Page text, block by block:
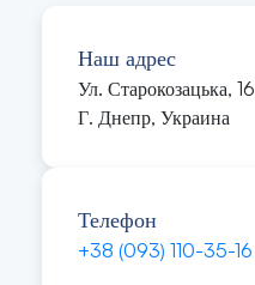
Наш адрес
Ул. Старокозацька, 16
Г. Днепр, Украина
Телефон
+38 (093) 110-35-16